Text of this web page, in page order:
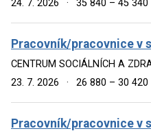
24. 7. 2026
· 35 840 – 45 340
Pracovník/pracovnice v
CENTRUM SOCIÁLNÍCH A
23. 7. 2026
· 26 880 – 30 420
Pracovník/pracovnice v